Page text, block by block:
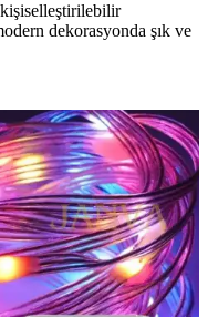
dekorasyonda şık ve